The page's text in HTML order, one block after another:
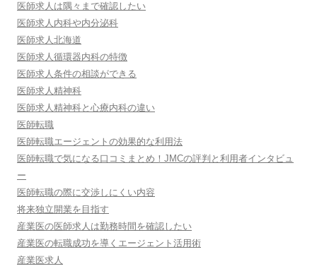
医師求人は隅々まで確認したい
医師求人内科や内分泌科
医師求人北海道
医師求人循環器内科の特徴
医師求人条件の相談ができる
医師求人精神科
医師求人精神科と心療内科の違い
医師転職
医師転職エージェントの効果的な利用法
医師転職で気になる口コミまとめ！JMCの評判と利用者インタビュ
ー
医師転職の際に交渉しにくい内容
将来独立開業を目指す
産業医の医師求人は勤務時間を確認したい
産業医の転職成功を導くエージェント活用術
産業医求人